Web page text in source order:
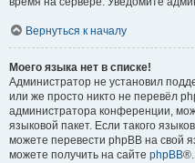
Вернуться к началу
Моего языка нет в списке!
Администратор не установил
или же просто никто не перевёл
администратора конференции,
языковой пакет. Если такого
можете перевести phpBB на свой
можете получить на сайте phpBB®.